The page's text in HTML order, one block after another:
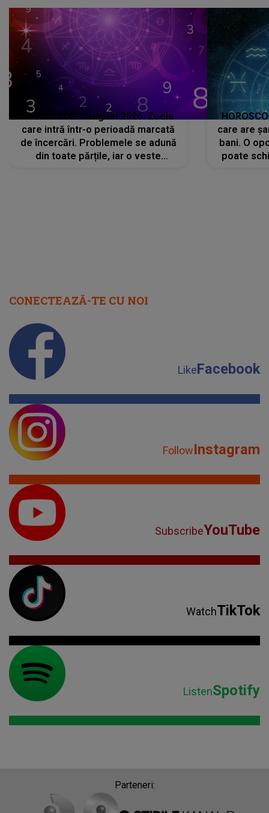
HOROSCOP 7 august 2026. Zodia
care intră într-o perioadă marcată
de încercări. Problemele se adună
din toate părțile, iar o veste
care are
bani. O
poate
CONECTEAZĂ-TE CU NOI
LikeFacebook
FollowInstagram
SubscribeYouTube
WatchTikTok
ListenSpotify
Parteneri: